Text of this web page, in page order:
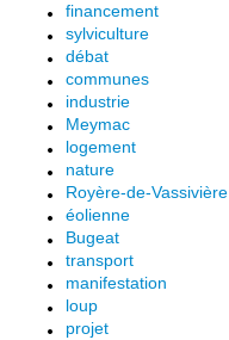
financement
sylviculture
débat
communes
industrie
Meymac
logement
nature
Royère-de-Vassivière
éolienne
Bugeat
transport
manifestation
loup
projet